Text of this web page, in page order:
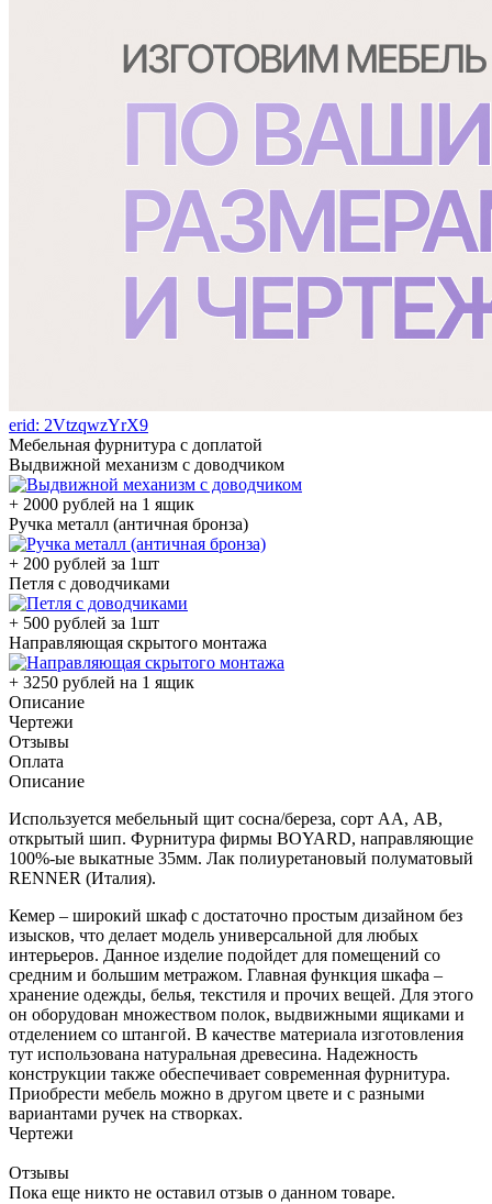
erid: 2VtzqwzYrX9
Мебельная фурнитура с доплатой
Выдвижной механизм с доводчиком
+ 2000 рублей на 1 ящик
Ручка металл (античная бронза)
+ 200 рублей за 1шт
Петля с доводчиками
+ 500 рублей за 1шт
Направляющая скрытого монтажа
+ 3250 рублей на 1 ящик
Описание
Чертежи
Отзывы
Оплата
Описание
Используется мебельный щит сосна/береза, сорт АА, АВ,
открытый шип. Фурнитура фирмы BOYARD, направляющие
100%-ые выкатные 35мм. Лак полиуретановый полуматовый
RENNER (Италия).
Кемер – широкий шкаф с достаточно простым дизайном без
изысков, что делает модель универсальной для любых
интерьеров. Данное изделие подойдет для помещений со
средним и большим метражом. Главная функция шкафа –
хранение одежды, белья, текстиля и прочих вещей. Для этого
он оборудован множеством полок, выдвижными ящиками и
отделением со штангой. В качестве материала изготовления
тут использована натуральная древесина. Надежность
конструкции также обеспечивает современная фурнитура.
Приобрести мебель можно в другом цвете и с разными
вариантами ручек на створках.
Чертежи
Отзывы
Пока еще никто не оставил отзыв о данном товаре.